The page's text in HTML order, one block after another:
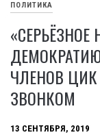
ПОЛИТИКА
«СЕРЬЁЗНОЕ
ЧЛЕНОВ
ЗВОНКОМ
13 СЕНТЯБРЯ, 2019